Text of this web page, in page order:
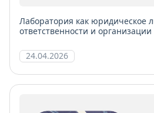
Лаборатория как юридическое
ответственности и организации
24.04.2026